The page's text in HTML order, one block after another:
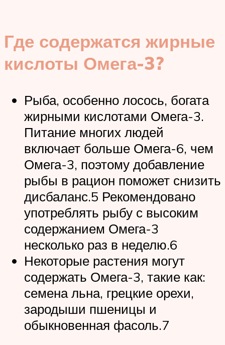
Где содержатся жирные
кислоты Омега-3?
Рыба, особенно лосось, богата
жирными кислотами Омега-3.
Питание многих людей
включает больше Омега-6, чем
Омега-3, поэтому добавление
рыбы в рацион поможет снизить
дисбаланс.5 Рекомендовано
употреблять рыбу с высоким
содержанием Омега-3
несколько раз в неделю.6
Некоторые растения могут
содержать Омега-3, такие как:
семена льна, грецкие орехи,
зародыши пшеницы и
обыкновенная фасоль.7